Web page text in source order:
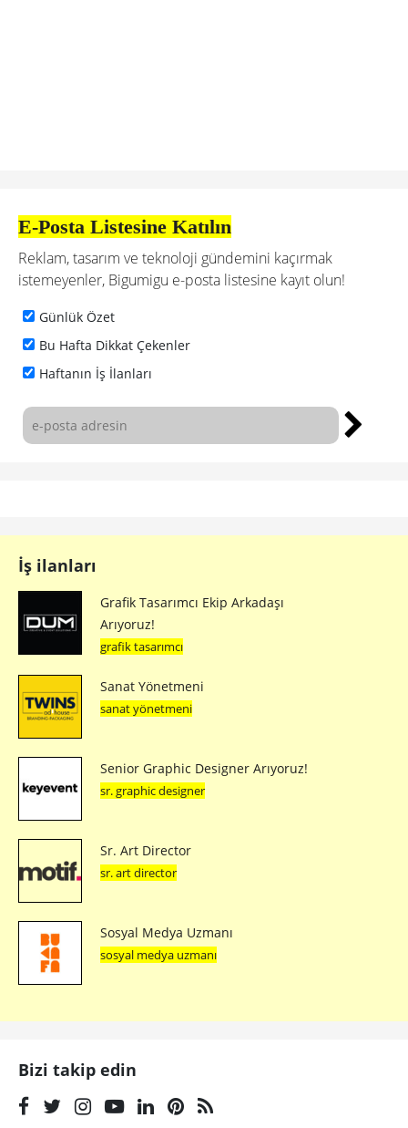
E-Posta Listesine Katılın
Reklam, tasarım ve teknoloji gündemini kaçırmak
istemeyenler, Bigumigu e-posta listesine kayıt olun!
Günlük Özet
Bu Hafta Dikkat Çekenler
Haftanın İş İlanları
İş ilanları
Grafik Tasarımcı Ekip Arkadaşı
Arıyoruz!
grafik tasarımcı
Sanat Yönetmeni
sanat yönetmeni
Senior Graphic Designer Arıyoruz!
sr. graphic designer
Sr. Art Director
sr. art director
Sosyal Medya Uzmanı
sosyal medya uzmanı
Bizi takip edin